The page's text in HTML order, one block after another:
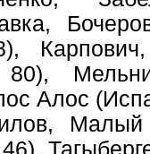
Алос